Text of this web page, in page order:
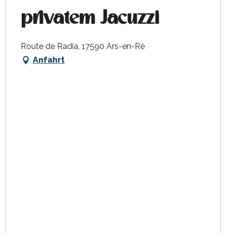
privatem Jacuzzi
Route de Radia, 17590 Ars-en-Ré
Anfahrt